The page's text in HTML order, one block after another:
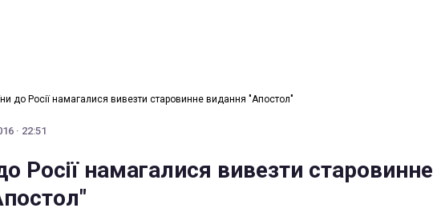
до Росії намагалися вивезти старовинне видання "Апостол"
· 22:51
Росії намагалися вивезти старовинне